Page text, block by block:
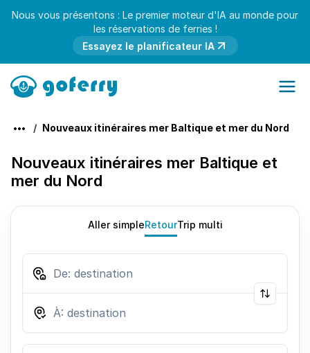
Nous vous présentons : Le premier moteur d'IA au monde pour
les réservations de ferries !
Essayez le planificateur IA
Nouveaux itinéraires mer Baltique et mer du Nord
Nouveaux itinéraires mer Baltique et
mer du Nord
Aller simpleRetourTrip multi